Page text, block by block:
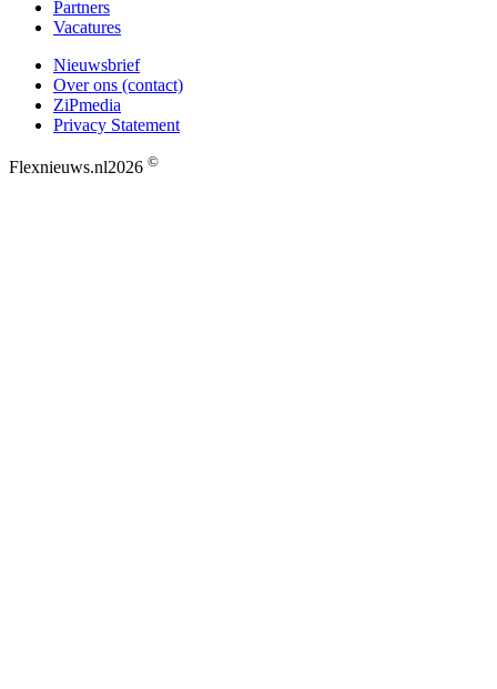
Partners
Vacatures
Nieuwsbrief
Over ons (contact)
ZiPmedia
Privacy Statement
Flexnieuws.nl2026 ©